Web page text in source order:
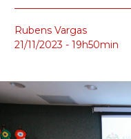
Rubens Vargas
21/11/2023 - 19h50min